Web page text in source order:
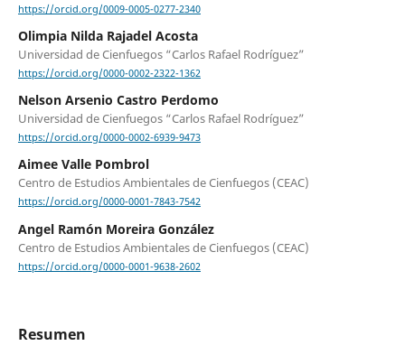
https://orcid.org/0009-0005-0277-2340
Olimpia Nilda Rajadel Acosta
Universidad de Cienfuegos “Carlos Rafael Rodríguez”
https://orcid.org/0000-0002-2322-1362
Nelson Arsenio Castro Perdomo
Universidad de Cienfuegos “Carlos Rafael Rodríguez”
https://orcid.org/0000-0002-6939-9473
Aimee Valle Pombrol
Centro de Estudios Ambientales de Cienfuegos (CEAC)
https://orcid.org/0000-0001-7843-7542
Angel Ramón Moreira González
Centro de Estudios Ambientales de Cienfuegos (CEAC)
https://orcid.org/0000-0001-9638-2602
Resumen